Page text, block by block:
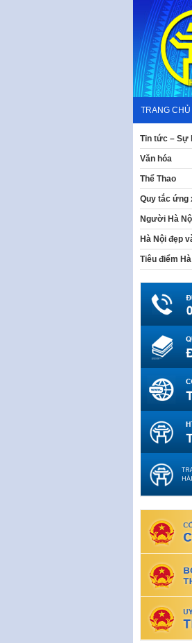
content
TRANG CHỦ
Tin tức – Sự
Văn hóa
Thể Thao
Quy tắc ứng
Người Hà
Hà Nội đẹp
Tiêu điểm